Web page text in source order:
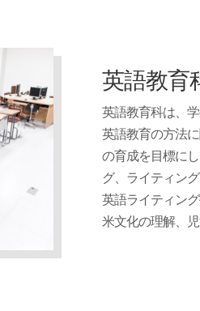
英語教育
英語教育科は、
英語教育の方法
の育成を目標に
グ、ライティン
英語ライティン
米文化の理解、